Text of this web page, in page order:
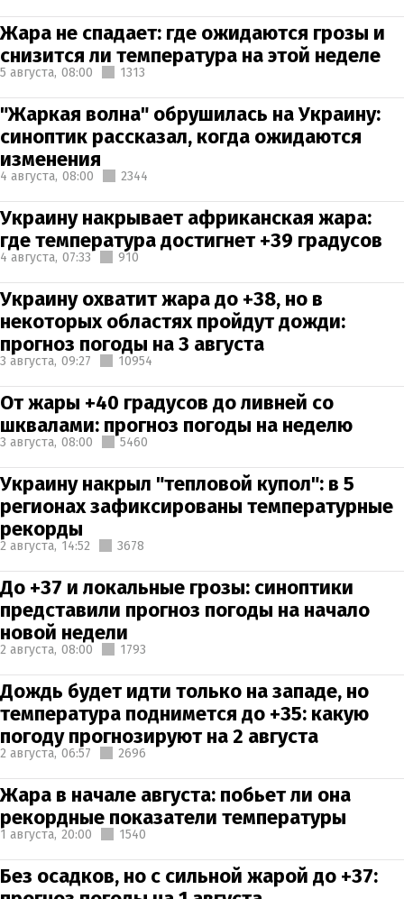
Жара не спадает: где ожидаются грозы и
снизится ли температура на этой неделе
5 августа, 08:00 1313
"Жаркая волна" обрушилась на Украину:
синоптик рассказал, когда ожидаются
изменения
4 августа, 08:00 2344
Украину накрывает африканская жара:
где температура достигнет +39 градусов
4 августа, 07:33 910
Украину охватит жара до +38, но в
некоторых областях пройдут дожди:
прогноз погоды на 3 августа
3 августа, 09:27 10954
От жары +40 градусов до ливней со
шквалами: прогноз погоды на неделю
3 августа, 08:00 5460
Украину накрыл "тепловой купол": в 5
регионах зафиксированы температурные
рекорды
2 августа, 14:52 3678
До +37 и локальные грозы: синоптики
представили прогноз погоды на начало
новой недели
2 августа, 08:00 1793
Дождь будет идти только на западе, но
температура поднимется до +35: какую
погоду прогнозируют на 2 августа
2 августа, 06:57 2696
Жара в начале августа: побьет ли она
рекордные показатели температуры
1 августа, 20:00 1540
Без осадков, но с сильной жарой до +37: